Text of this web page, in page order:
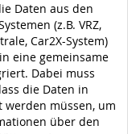
Daten aus den
(z.B. VRZ,
Car2X-System)
eine gemeinsame
Dabei muss
die Daten in
werden müssen, um
über den